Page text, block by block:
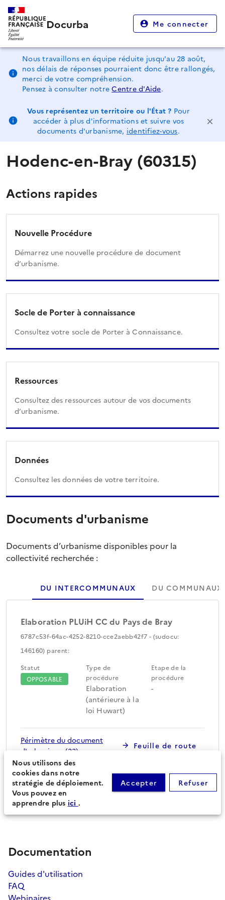
Docurba Me connecter
Nous travaillons en équipe réduite jusqu'au 28 août,
nos délais de réponses pourraient donc être rallongés,
merci de votre compréhension.
Pensez à consulter notreCentre d'Aide.
Vous représentez un territoire ou l'État ? Pour
accéder à plus d'informations et suivre vos
documents d'urbanisme, identifiez-vous.
Hodenc-en-Bray (60315)
Actions rapides
Nouvelle Procédure
Démarrez une nouvelle procédure de document
d’urbanisme.
Socle de Porter à connaissance
Consultez votre socle de Porter à Connaissance.
Ressources
Consultez des ressources autour de vos documents
d’urbanisme.
Données
Consultez les données de votre territoire.
Documents d'urbanisme
Documents d’urbanisme disponibles pour la
collectivité recherchée :
DU INTERCOMMUNAUX DU COMMUNAUX
Elaboration PLUiH CC du Pays de Bray
6787c53f-64ac-4252-8210-cce2aebb42f7 - (sudocu:
146160) parent:
Statut
OPPOSABLE
Type de
procédure
Elaboration
(antérieure à la
loi Huwart)
Etape de la
procédure
-
Périmètre du document
d'urbanisme (23)
Feuille de route
Procédures secondaires
Documentation
Guides d'utilisation
FAQ
Webinaires
Nous utilisons des
cookies dans notre
stratégie de déploiement.
Vous pouvez en
apprendre plus ici .
Accepter Refuser